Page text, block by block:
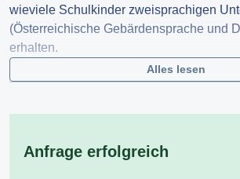
wieviele Schulkinder zweisprachigen
(Österreichische Gebärdensprache und
erhalten.
Alles lesen
Anfrage erfolgreich